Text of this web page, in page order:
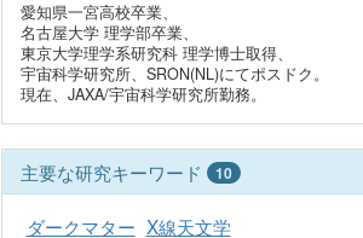
愛知県一宮高校卒業、
名古屋大学 理学部卒業、
東京大学理学系研究科 理学博士取得、
宇宙科学研究所、SRON(NL)にてポスドク。
現在、JAXA/宇宙科学研究所勤務。
主要な研究キーワード 10
ダークマター X線天文学